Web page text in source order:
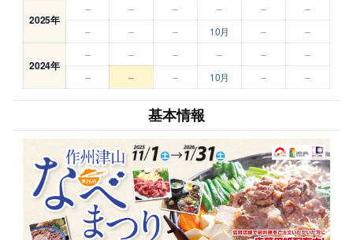
2025年
– – – – –
–
–
– – 10月 – –
2024年
– – – – –
–
–
– – 10月 – –
基本情報